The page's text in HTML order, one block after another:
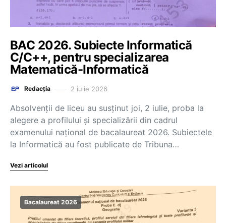
BAC 2026. Subiecte Informatică
C/C++, pentru specializarea
Matematică-Informatică
Redacția 2 iulie 2026
Absolvenții de liceu au susținut joi, 2 iulie, proba la
alegere a profilului și specializării din cadrul
examenului național de bacalaureat 2026. Subiectele
la Informatică au fost publicate de Tribuna…
Vezi articolul
Bacalaureat 2026